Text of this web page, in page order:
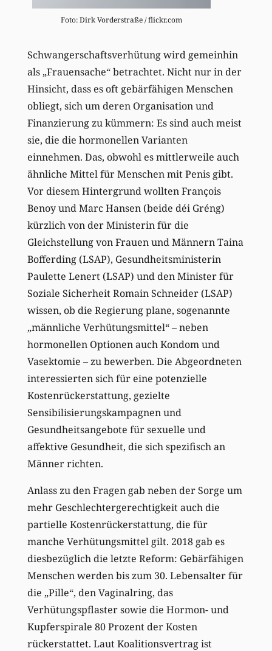
Foto: Dirk Vorderstraße / flickr.com
Schwangerschaftsverhütung wird gemeinhin
als „Frauensache“ betrachtet. Nicht nur in der
Hinsicht, dass es oft gebärfähigen Menschen
obliegt, sich um deren Organisation und
Finanzierung zu kümmern: Es sind auch meist
sie, die die hormonellen Varianten
einnehmen. Das, obwohl es mittlerweile auch
ähnliche Mittel für Menschen mit Penis gibt.
Vor diesem Hintergrund wollten François
Benoy und Marc Hansen (beide déi Gréng)
kürzlich von der Ministerin für die
Gleichstellung von Frauen und Männern Taina
Bofferding (LSAP), Gesundheitsministerin
Paulette Lenert (LSAP) und den Minister für
Soziale Sicherheit Romain Schneider (LSAP)
wissen, ob die Regierung plane, sogenannte
„männliche Verhütungsmittel“ – neben
hormonellen Optionen auch Kondom und
Vasektomie – zu bewerben. Die Abgeordneten
interessierten sich für eine potenzielle
Kostenrückerstattung, gezielte
Sensibilisierungskampagnen und
Gesundheitsangebote für sexuelle und
affektive Gesundheit, die sich spezifisch an
Männer richten.
Anlass zu den Fragen gab neben der Sorge um
mehr Geschlechtergerechtigkeit auch die
partielle Kostenrückerstattung, die für
manche Verhütungsmittel gilt. 2018 gab es
diesbezüglich die letzte Reform: Gebärfähigen
Menschen werden bis zum 30. Lebensalter für
die „Pille“, den Vaginalring, das
Verhütungspflaster sowie die Hormon- und
Kupferspirale 80 Prozent der Kosten
rückerstattet. Laut Koalitionsvertrag ist